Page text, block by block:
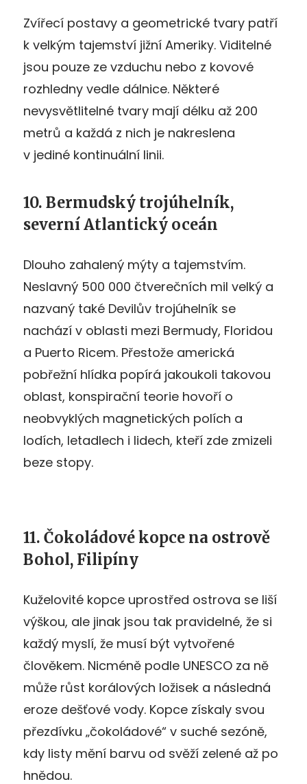
Zvířecí postavy a geometrické tvary patří
k velkým tajemství jižní Ameriky. Viditelné
jsou pouze ze vzduchu nebo z kovové
rozhledny vedle dálnice. Některé
nevysvětlitelné tvary mají délku až 200
metrů a každá z nich je nakreslena
v jediné kontinuální linii.
10. Bermudský trojúhelník,
severní Atlantický oceán
Dlouho zahalený mýty a tajemstvím.
Neslavný 500 000 čtverečních mil velký a
nazvaný také Devilův trojúhelník se
nachází v oblasti mezi Bermudy, Floridou
a Puerto Ricem. Přestože americká
pobřežní hlídka popírá jakoukoli takovou
oblast, konspirační teorie hovoří o
neobvyklých magnetických polích a
lodích, letadlech i lidech, kteří zde zmizeli
beze stopy.
11. Čokoládové kopce na ostrově
Bohol, Filipíny
Kuželovité kopce uprostřed ostrova se liší
výškou, ale jinak jsou tak pravidelné, že si
každý myslí, že musí být vytvořené
člověkem. Nicméně podle UNESCO za ně
může růst korálových ložisek a následná
eroze dešťové vody. Kopce získaly svou
přezdívku „čokoládové“ v suché sezóně,
kdy listy mění barvu od svěží zelené až po
hnědou.